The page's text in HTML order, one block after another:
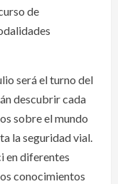
de
será el turno del
descubrir cada
sobre el mundo
la seguridad vial.
en diferentes
conocimientos